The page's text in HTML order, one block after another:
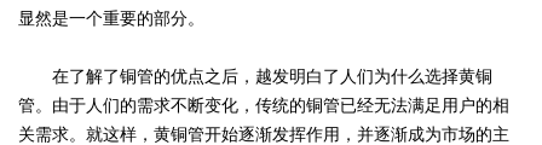
显然是一个重要的部分。
在了解了铜管的优点之后，越发明白了人们为什么选择黄铜
管。由于人们的需求不断变化，传统的铜管已经无法满足用户的相
关需求。就这样，黄铜管开始逐渐发挥作用，并逐渐成为市场的主